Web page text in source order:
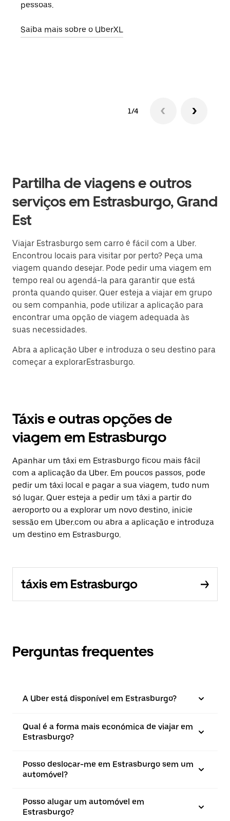
pessoas.
Saiba mais sobre o UberXL
1/4
Partilha de viagens e outros
serviços em Estrasburgo, Grand
Est
Viajar Estrasburgo sem carro é fácil com a Uber.
Encontrou locais para visitar por perto? Peça uma
viagem quando desejar. Pode pedir uma viagem em
tempo real ou agendá-la para garantir que está
pronta quando quiser. Quer esteja a viajar em grupo
ou sem companhia, pode utilizar a aplicação para
encontrar uma opção de viagem adequada às
suas necessidades.
Abra a aplicação Uber e introduza o seu destino para
começar a explorarEstrasburgo.
Táxis e outras opções de
viagem em Estrasburgo
Apanhar um táxi em Estrasburgo ficou mais fácil
com a aplicação da Uber. Em poucos passos, pode
pedir um táxi local e pagar a sua viagem, tudo num
só lugar. Quer esteja a pedir um táxi a partir do
aeroporto ou a explorar um novo destino, inicie
sessão em Uber.com ou abra a aplicação e introduza
um destino em Estrasburgo.
táxis em Estrasburgo
Perguntas frequentes
A Uber está disponível em Estrasburgo?
Qual é a forma mais económica de viajar em
Estrasburgo?
Posso deslocar-me em Estrasburgo sem um
automóvel?
Posso alugar um automóvel em
Estrasburgo?